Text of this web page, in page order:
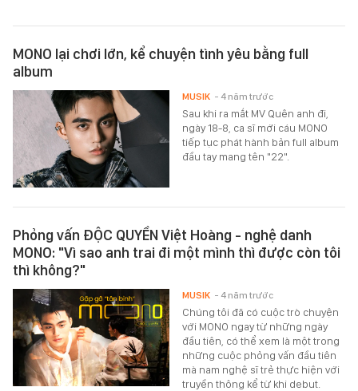
MONO lại chơi lớn, kể chuyện tình yêu bằng full
album
Sau khi ra mắt MV Quên anh đi,
ngày 18-8, ca sĩ mới cáu MONO
tiếp tục phát hành bản full album
đầu tay mang tên "22".
MUSIK - 4 năm trước
Phỏng vấn ĐỘC QUYỀN Việt Hoàng - nghệ danh
MONO: "Vì sao anh trai đi một mình thì được còn tôi
thì không?"
Chúng tôi đã có cuộc trò chuyện
với MONO ngay từ những ngày
đầu tiên, có thể xem là một trong
những cuộc phỏng vấn đầu tiên
mà nam nghệ sĩ trẻ thực hiện với
truyền thông kể từ khi debut.
MUSIK - 4 năm trước